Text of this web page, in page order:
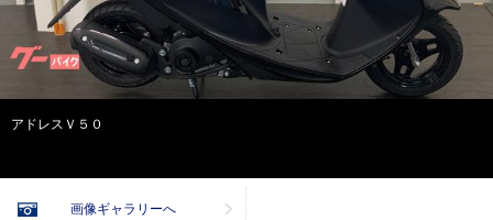
アドレスＶ５０
画像ギャラリーへ